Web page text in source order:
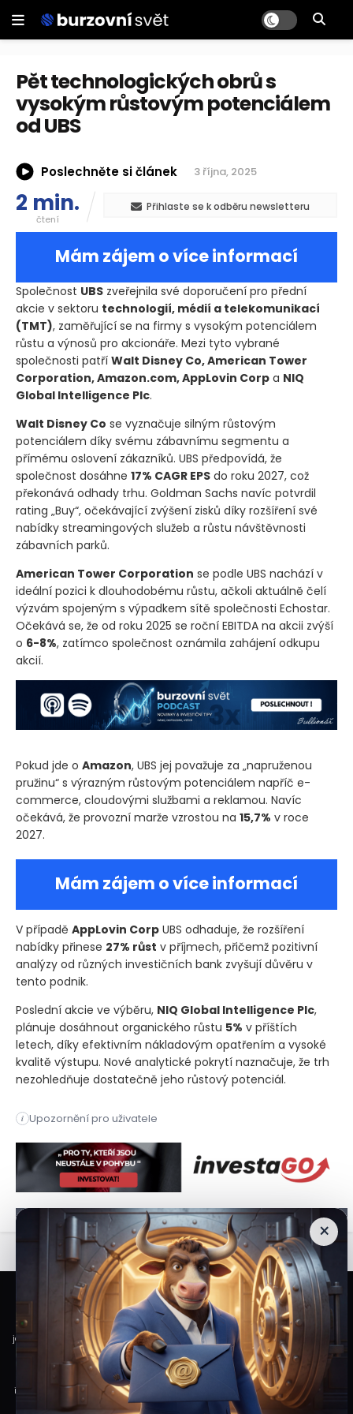
Pět technologických obrů s
vysokým růstovým potenciálem
od UBS
Poslechněte si článek 3 října, 2025
2 min.
čtení
Přihlaste se k odběru newsletteru
Mám zájem o více informací
Společnost UBS zveřejnila své doporučení pro přední
akcie v sektoru technologií, médií a telekomunikací
(TMT), zaměřující se na firmy s vysokým potenciálem
růstu a výnosů pro akcionáře. Mezi tyto vybrané
společnosti patří Walt Disney Co, American Tower
Corporation, Amazon.com, AppLovin Corp a NIQ
Global Intelligence Plc.
Walt Disney Co se vyznačuje silným růstovým
potenciálem díky svému zábavnímu segmentu a
přímému oslovení zákazníků. UBS předpovídá, že
společnost dosáhne 17% CAGR EPS do roku 2027, což
překonává odhady trhu. Goldman Sachs navíc potvrdil
rating „Buy“, očekávající zvýšení zisků díky rozšíření své
nabídky streamingových služeb a růstu návštěvnosti
zábavních parků.
American Tower Corporation se podle UBS nachází v
ideální pozici k dlouhodobému růstu, ačkoli aktuálně čelí
výzvám spojeným s výpadkem sítě společnosti Echostar.
Očekává se, že od roku 2025 se roční EBITDA na akcii zvýší
o 6-8%, zatímco společnost oznámila zahájení odkupu
akcií.
Pokud jde o Amazon, UBS jej považuje za „napruženou
pružinu“ s výrazným růstovým potenciálem napříč e-
commerce, cloudovými službami a reklamou. Navíc
očekává, že provozní marže vzrostou na 15,7% v roce
2027.
Mám zájem o více informací
V případě AppLovin Corp UBS odhaduje, že rozšíření
nabídky přinese 27% růst v příjmech, přičemž pozitivní
analýzy od různých investičních bank zvyšují důvěru v
tento podnik.
Poslední akcie ve výběru, NIQ Global Intelligence Plc,
plánuje dosáhnout organického růstu 5% v příštích
letech, díky efektivním nákladovým opatřením a vysoké
kvalitě výstupu. Nové analytické pokrytí naznačuje, že trh
nezohledňuje dostatečně jeho růstový potenciál.
i Upozornění pro uživatele
Společnost UBS zveřejnila své doporučení pro přední akcie
×
Veškeré informace a materiály zveřejněné na internetových stránkách
Burzovního Světa vycházejí z veřejně dostupných a důvěryhodných zdrojů. Při
jejich zpracování je postupováno s odbornou péčí a cílem poskytovat čtenářům
objektivní, aktuální a srozumitelné informace. Obsah internetových stránek
slouží výhradně k informačním a vzdělávacím účelům. Nepředstavuje
individuální investiční doporučení, investiční poradenství ani nabídku či výzvu
ke koupi nebo prodeji konkrétních finančních nástrojů. Veškeré názory, odhady,